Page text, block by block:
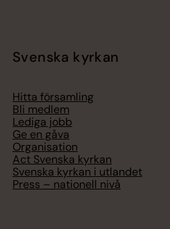
Svenska kyrkan
Hitta församling
Bli medlem
Lediga jobb
Ge en gåva
Organisation
Act Svenska kyrkan
Svenska kyrkan i utlandet
Press – nationell nivå